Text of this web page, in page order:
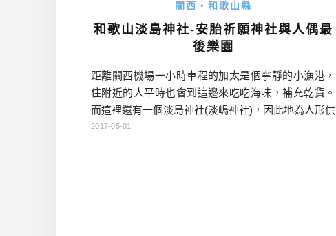
關西・和歌山縣
和歌山淡島神社-安胎祈願神社與人偶最
後樂園
距離關西機場一小時車程的加太是個寧靜的小漁港，
住附近的人平時也會到這邊來吃吃海味，補充乾貨。
而這裡還有一個淡島神社(淡嶋神社)，因此地為人形供
養神社而有名。所謂的人形供養，就是有接納來自全
2017-05-01